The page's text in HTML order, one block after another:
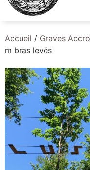
Accueil / Graves Accro
m bras levés